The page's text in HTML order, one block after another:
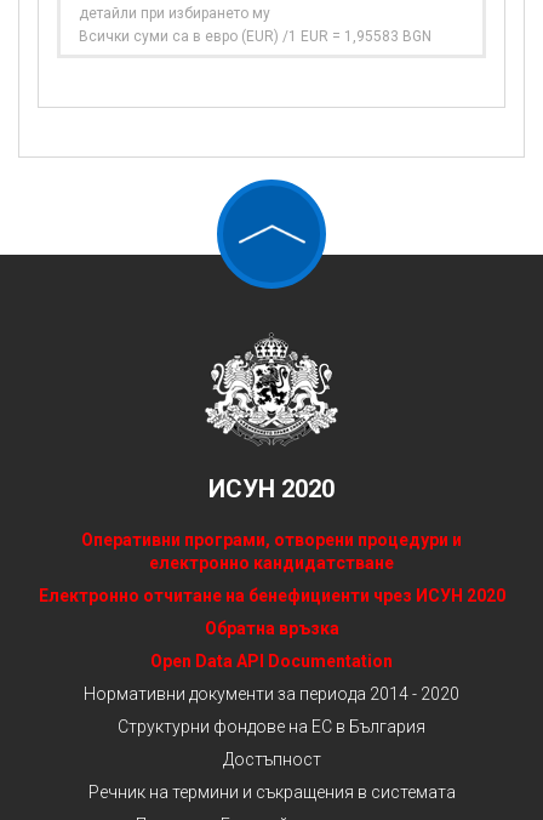
детайли при избирането му
Всички суми са в евро (EUR) /1 EUR = 1,95583 BGN
ИСУН 2020
Оперативни програми, отворени процедури и
електронно кандидатстване
Електронно отчитане на бенефициенти чрез ИСУН 2020
Обратна връзка
Open Data API Documentation
Нормативни документи за периода 2014 - 2020
Структурни фондове на ЕС в България
Достъпност
Речник на термини и съкращения в системата